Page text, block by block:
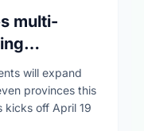
multi-
Canadian
will expand
provinces this
kicks off April 19